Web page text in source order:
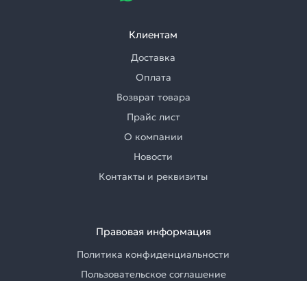
Клиентам
Доставка
Оплата
Возврат товара
Прайс лист
О компании
Новости
Контакты и реквизиты
Правовая информация
Политика конфиденциальности
Пользовательское соглашение